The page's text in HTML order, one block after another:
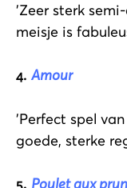
'Zeer sterk
meisje is
4. Amour
'Perfect spel
goede, sterke
5.